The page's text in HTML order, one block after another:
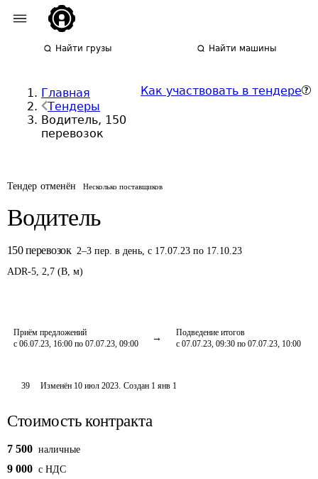
Найти грузы Найти машины
Главная
Тендеры
Водитель, 150
перевозок
Как участвовать в тендере
Тендер отменён Несколько поставщиков
Водитель
150 перевозок 2–3 пер. в день,с 17.07.23 по 17.10.23
ADR-5, 2,7 (В, м)
Приём предложений
с 06.07.23, 16:00 по 07.07.23, 09:00
Подведение итогов
с 07.07.23, 09:30 по 07.07.23, 10:00
39 Изменён 10 июл 2023. Создан 1 янв 1
Стоимость контракта
7 500 наличные
9 000 c НДС